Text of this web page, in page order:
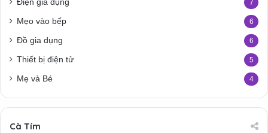
Điện gia dụng 7
Mẹo vào bếp 6
Đồ gia dụng 6
Thiết bị điện tử 5
Mẹ và Bé 4
Cà Tím